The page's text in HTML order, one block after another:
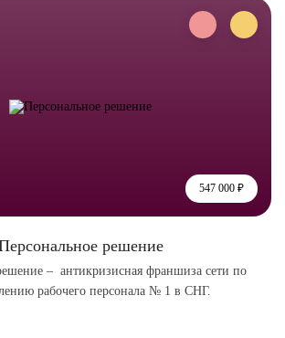
547 000 ₽
решение
– антикризисная франшиза сети по
рабочего персонала № 1 в СНГ.